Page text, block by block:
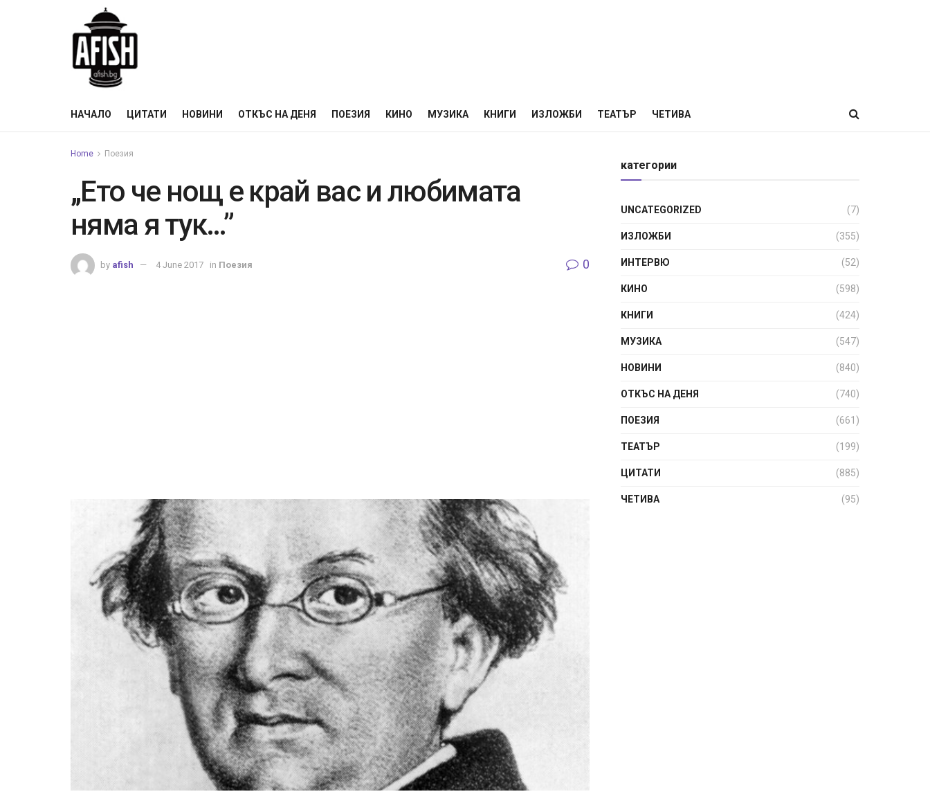
НАЧАЛО ЦИТАТИ НОВИНИ ОТКЪС НА ДЕНЯ ПОЕЗИЯ КИНО МУЗИКА КНИГИ ИЗЛОЖБИ ТЕАТЪР ЧЕТИВА
Home Поезия
„Ето че нощ е край вас и любимата
няма я тук…”
by afish 4 June 2017 in Поезия 0
категории
UNCATEGORIZED (7)
ИЗЛОЖБИ (355)
ИНТЕРВЮ (52)
КИНО (598)
КНИГИ (424)
МУЗИКА (547)
НОВИНИ (840)
ОТКЪС НА ДЕНЯ (740)
ПОЕЗИЯ (661)
ТЕАТЪР (199)
ЦИТАТИ (885)
ЧЕТИВА (95)